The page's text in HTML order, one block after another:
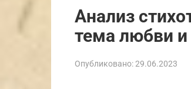
Анализ
тема любви и
Опубликовано:29.06.2023